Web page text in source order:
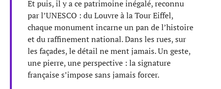
Et puis, il y a ce patrimoine inégalé, reconnu
par l’UNESCO : du Louvre à la Tour Eiffel,
chaque monument incarne un pan de l’histoire
et du raffinement national. Dans les rues, sur
les façades, le détail ne ment jamais. Un geste,
une pierre, une perspective : la signature
française s’impose sans jamais forcer.